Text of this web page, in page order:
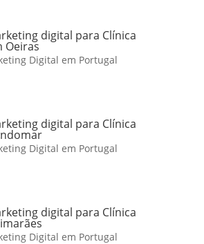
digital para Clínica
Oeiras
Digital em Portugal
digital para Clínica
Digital em Portugal
digital para Clínica
Digital em Portugal